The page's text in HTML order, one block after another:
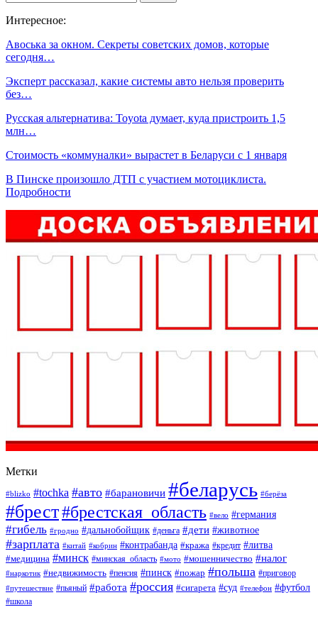
Интересное:
Авоська за окном. Секреты советских домов, которые
сегодня…
Эксперт рассказал, какие системы авто нельзя проверить
без…
Русская альтернатива: Toyota думает, куда пристроить 1,5
млн…
Стоимость «коммуналки» вырастет в Беларуси с 1 января
В Пинске произошло ДТП с участием мотоциклиста.
Подробности
Метки
#blizko #tochka #авто #барановичи #беларусь #берёза
#брест#брестская_область #вело #германия
#гибель #гродно #дальнобойщик #деньга #дети #животное
#зарплата #китай #кобрин #контрабанда #кража #кредит #литва
#медицина #минск #минская_область #мото #мошенничество #налог
#наркотик #недвижимость #пенсия #пинск #пожар #польша #приговор
#путешествие #пьяный #работа #россия #сигарета #суд #телефон #футбол
#школа